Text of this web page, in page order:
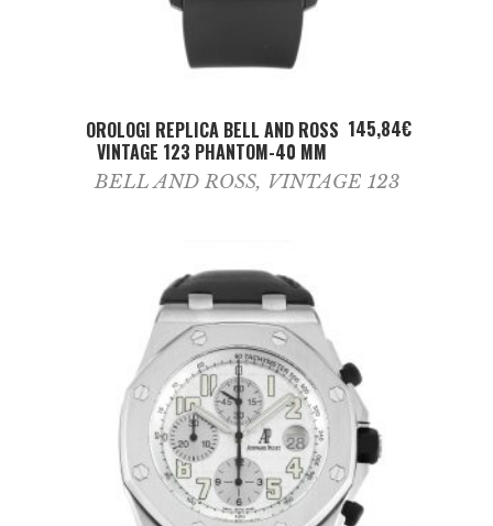
ADD TO CART
OROLOGI REPLICA BELL AND ROSS
VINTAGE 123 PHANTOM-40 MM
145,84€
BELL AND ROSS, VINTAGE 123